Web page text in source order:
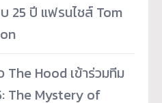
25 ปี แฟรนไชส์ Tom
Hood เข้าร่วมทีม
The Mystery of